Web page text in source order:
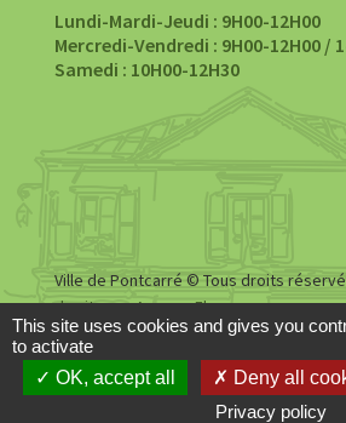
Lundi-Mardi-Jeudi : 9H00-12H00
Mercredi-Vendredi : 9H00-12H00 /
Samedi : 10H00-12H30
Ville de Pontcarré © Tous droits
du site par Agence Fluence
Accessibilité| Mentions
Share This
This site uses cookies and gives you
to activate
OK, accept all
Deny all
Privacy policy